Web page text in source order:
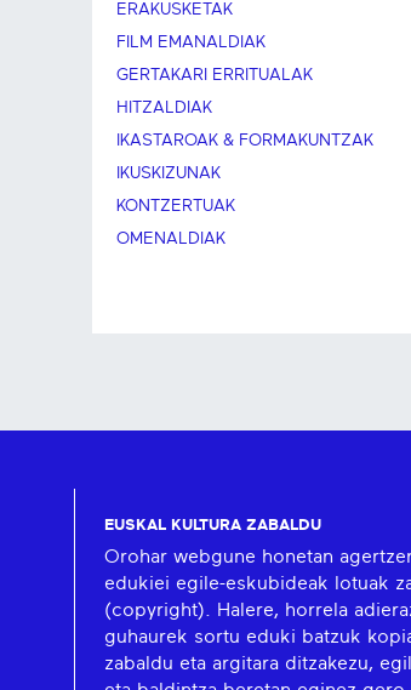
ERAKUSKETAK
FILM EMANALDIAK
GERTAKARI ERRITUALAK
HITZALDIAK
IKASTAROAK & FORMAKUNTZAK
IKUSKIZUNAK
KONTZERTUAK
OMENALDIAK
EUSKAL KULTURA ZABALDU
Orohar webgune honetan
edukiei egile-eskubideak lotuak
(copyright). Halere, horrela
guhaurek sortu eduki batzuk
zabaldu eta argitara ditzakezu,